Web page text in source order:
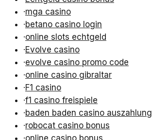
·mga casino
·betano casino login
·online slots echtgeld
·Evolve casino
·evolve casino promo code
·online casino gibraltar
·F1 casino
·f1 casino freispiele
·baden baden casino auszahlung
·robocat casino bonus
·online casino bonus